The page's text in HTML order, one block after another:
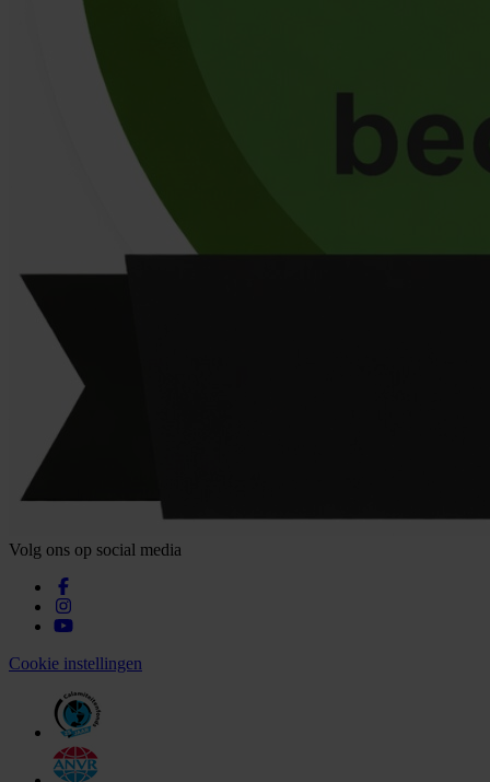
Volg ons op social media
Cookie instellingen